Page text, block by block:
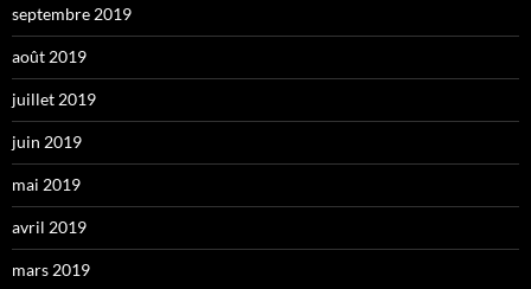
septembre 2019
août 2019
juillet 2019
juin 2019
mai 2019
avril 2019
mars 2019